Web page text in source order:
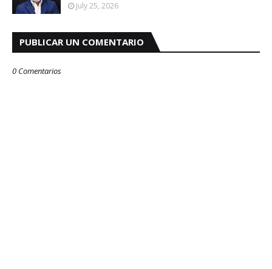
July 25, 2026
PUBLICAR UN COMENTARIO
0 Comentarios